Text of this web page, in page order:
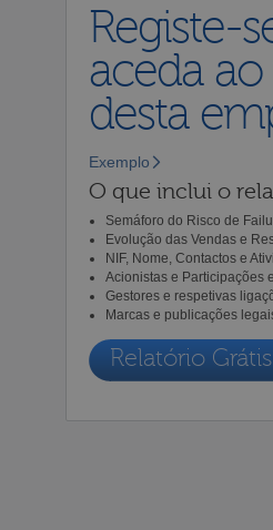
Registe-
aceda
desta
Exemplo
O que inclui o
Semáforo do Risco de
Evolução das Vendas e
NIF, Nome, Contactos e
Acionistas e Participações
Gestores e respetivas
Marcas e publicações
Relatório